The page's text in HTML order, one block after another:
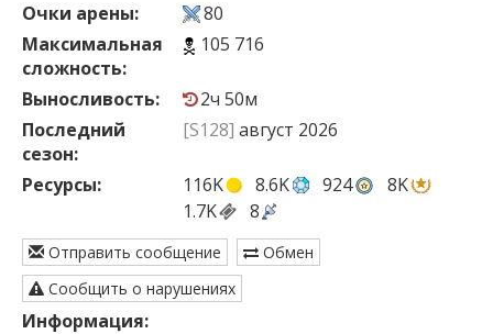
Очки арены:
80
Максимальная
сложность:
105 716
Выносливость:
2ч 50м
Последний
сезон:
[S128] август 2026
Ресурсы: 116K 8.6K 924
8K
1.7K
8
Отправить сообщение
Обмен
Сообщить о нарушениях
Информация: